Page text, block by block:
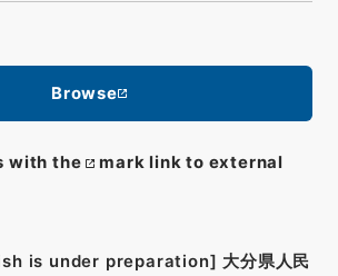
Browse
with the
mark link to external
is under preparation] 大分県人民